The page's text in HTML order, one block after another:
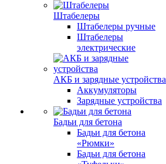
Штабелеры
Штабелеры ручные
Штабелеры
электрические
АКБ и зарядные устройства
Аккумуляторы
Зарядные устройства
Бадьи для бетона
Бадьи для бетона
«Рюмки»
Бадьи для бетона